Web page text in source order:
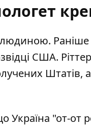
людиною.
США.
Штатів,
"от-от